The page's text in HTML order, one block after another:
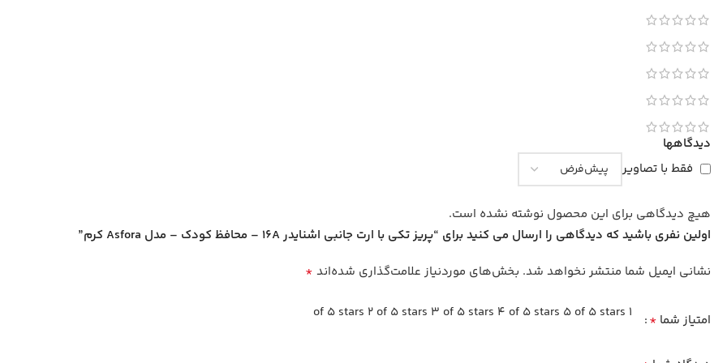
دیدگاهها
فقط با تصاویر
هیچ دیدگاهی برای این محصول نوشته نشده است.
اولین نفری باشید که دیدگاهی را ارسال می کنید برای “پریز تکی با ارت جانبی اشنایدر 16A – محافظ کودک – مدل Asfora کرم”
نشانی ایمیل شما منتشر نخواهد شد. بخش‌های موردنیاز علامت‌گذاری شده‌اند *
امتیاز شما *
1 of 5 stars
2 of 5 stars 3 of 5 stars 4 of 5 stars 5 of 5 stars